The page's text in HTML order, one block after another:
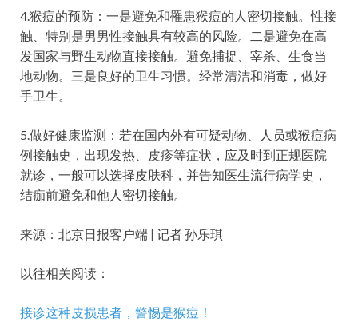
4.猴痘的预防：一是避免和罹患猴痘的人密切接触。性接
触、特别是男男性接触具有较高的风险。二是避免在高
发国家与野生动物直接接触。避免捕捉、宰杀、生食当
地动物。三是良好的卫生习惯。经常清洁和消毒，做好
手卫生。
5.做好健康监测：若在国内外有可疑动物、人员或猴痘病
例接触史，出现发热、皮疹等症状，应及时到正规医院
就诊，一般可以选择皮肤科，并告知医生流行病学史，
结痂前避免和他人密切接触。
来源： 北京日报客户端 | 记者 孙乐琪
以往相关阅读：
接诊这种皮损患者，警惕是猴痘！